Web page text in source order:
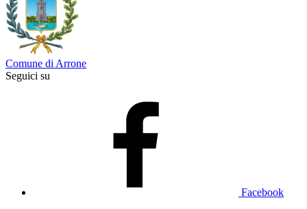
Comune di Arrone
Seguici su
Facebook